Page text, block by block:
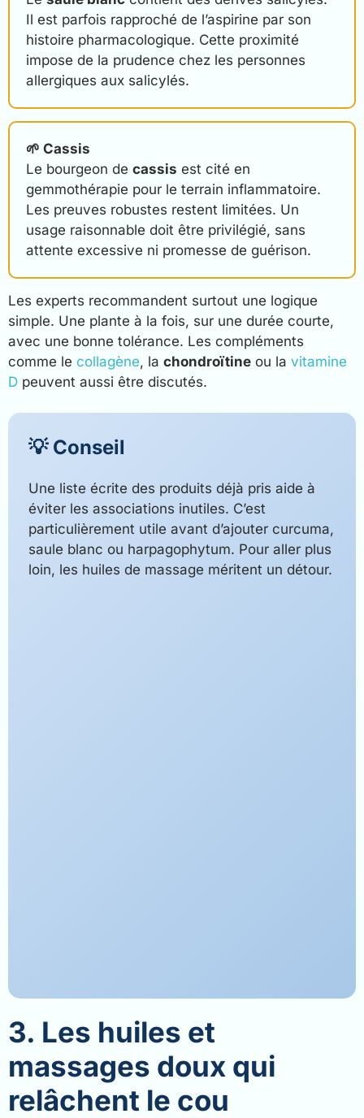
Il est parfois rapproché de l’aspirine par son
histoire pharmacologique. Cette proximité
impose de la prudence chez les personnes
allergiques aux salicylés.
🌱 Cassis
Le bourgeon de cassis est cité en
gemmothérapie pour le terrain inflammatoire.
Les preuves robustes restent limitées. Un
usage raisonnable doit être privilégié, sans
attente excessive ni promesse de guérison.
Les experts recommandent surtout une logique
simple. Une plante à la fois, sur une durée courte,
avec une bonne tolérance. Les compléments
comme le collagène, la chondroïtine ou la vitamine
D peuvent aussi être discutés.
💡 Conseil
Une liste écrite des produits déjà pris aide à
éviter les associations inutiles. C’est
particulièrement utile avant d’ajouter curcuma,
saule blanc ou harpagophytum. Pour aller plus
loin, les huiles de massage méritent un détour.
3. Les huiles et
massages doux qui
relâchent le cou